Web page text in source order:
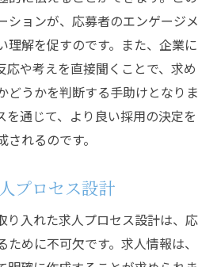
ションが、応募者のエンゲージメ
理解を促すのです。また、企業に
応や考えを直接聞くことで、求め
どうかを判断する手助けとなりま
を通じて、より良い採用の決定を
れるのです。
プロセス設計
り入れた求人プロセス設計は、応
めに不可欠です。求人情報は、